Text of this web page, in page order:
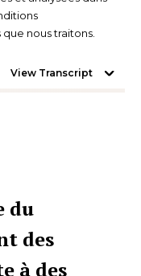
nous traitons.
View Transcript
du
des
à des